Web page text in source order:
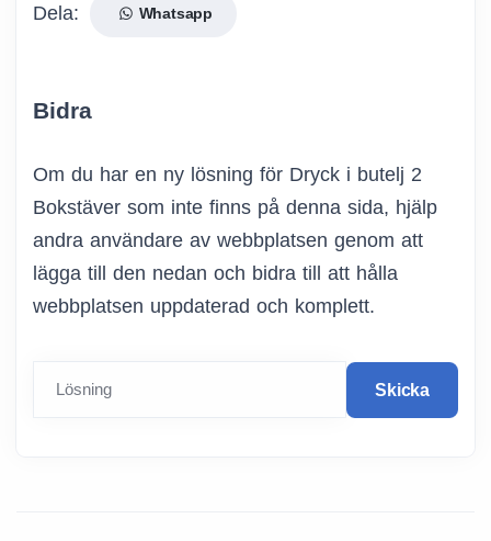
Dela: Whatsapp
Bidra
Om du har en ny lösning för Dryck i butelj 2
Bokstäver som inte finns på denna sida, hjälp
andra användare av webbplatsen genom att
lägga till den nedan och bidra till att hålla
webbplatsen uppdaterad och komplett.
Lösning Skicka